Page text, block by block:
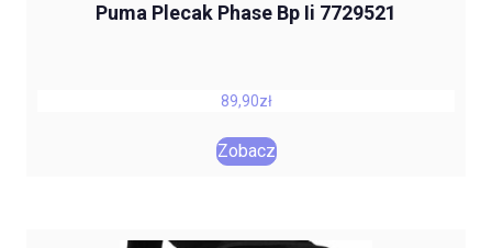
Puma Plecak Phase Bp Ii 7729521
89,90zł
Zobacz